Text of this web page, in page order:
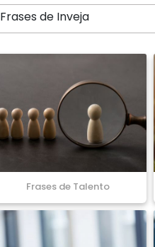
Frases de Inveja
Frases de Talento